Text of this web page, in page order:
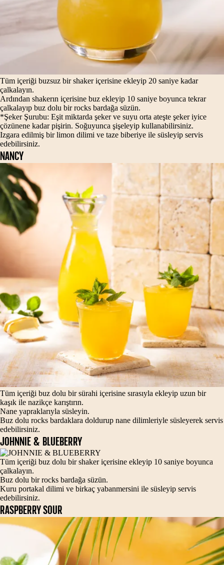
Tüm içeriği buzsuz bir shaker içerisine ekleyip 20 saniye kadar
çalkalayın.
Ardından shakerın içerisine buz ekleyip 10 saniye boyunca tekrar
çalkalayıp buz dolu bir rocks bardağa süzün.
*Şeker Şurubu: Eşit miktarda şeker ve suyu orta ateşte şeker iyice
çözünene kadar pişirin. Soğuyunca şişeleyip kullanabilirsiniz.
Izgara edilmiş bir limon dilimi ve taze biberiye ile süsleyip servis
edebilirsiniz.
NANCY
Tüm içeriği buz dolu bir sürahi içerisine sırasıyla ekleyip uzun bir
kaşık ile nazikçe karıştırın.
Nane yapraklarıyla süsleyin.
Buz dolu rocks bardaklara doldurup nane dilimleriyle süsleyerek servis
edebilirsiniz.
JOHNNIE & BLUEBERRY
Tüm içeriği buz dolu bir shaker içerisine ekleyip 10 saniye boyunca
çalkalayın.
Buz dolu bir rocks bardağa süzün.
Kuru portakal dilimi ve birkaç yabanmersini ile süsleyip servis
edebilirsiniz.
RASPBERRY SOUR